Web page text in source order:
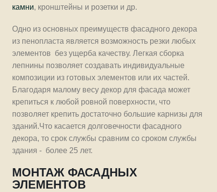
камни, кронштейны и розетки и др.
Одно из основных преимуществ фасадного декора
из пенопласта является возможность резки любых
элементов без ущерба качеству. Легкая сборка
лепнины позволяет создавать индивидуальные
композиции из готовых элементов или их частей.
Благодаря малому весу декор для фасада может
крепиться к любой ровной поверхности, что
позволяет крепить достаточно большие карнизы для
зданий.Что касается долговечности фасадного
декора, то срок службы сравним со сроком службы
здания - более 25 лет.
МОНТАЖ ФАСАДНЫХ
ЭЛЕМЕНТОВ